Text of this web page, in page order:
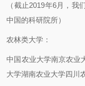
（截止2019年6月，我
中国的科研院所）
农林类大学：
中国农业大学南京农业
大学湖南农业大学四川